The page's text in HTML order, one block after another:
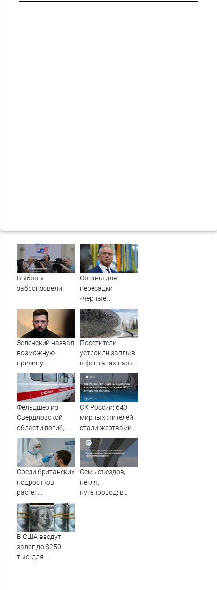
Выборы
забронзовели
Органы для
пересадки
«черные
трансплантологи»
извлекали у еще
живых пациентов
Зеленский назвал
возможную
причину
сокращения
поставок ракет
ПВО Киеву
Посетители
устроили заплыв
в фонтанах парка
Галицкого
Фельдшер из
Свердловской
области погиб,
спасая тонущую
девушку
СК России: 640
мирных жителей
стали жертвами
вторжения ВСУ в
Курскую область
Среди британских
подростков
растет
распространение
вейпов с
наркотиками
Семь съездов,
петля,
путепровод: в
В США введут
залог до $250
тыс. для